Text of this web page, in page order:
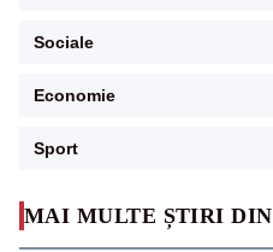
MAI MULTE ȘTIRI DIN
Sociale
Economie
Sport